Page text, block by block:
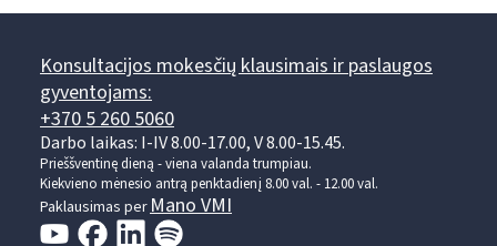
Konsultacijos mokesčių klausimais ir paslaugos
gyventojams:
+370 5 260 5060
Darbo laikas: I-IV 8.00-17.00, V 8.00-15.45.
Prieššventinę dieną - viena valanda trumpiau.
Kiekvieno mėnesio antrą penktadienį 8.00 val. - 12.00 val.
Paklausimas per Mano VMI